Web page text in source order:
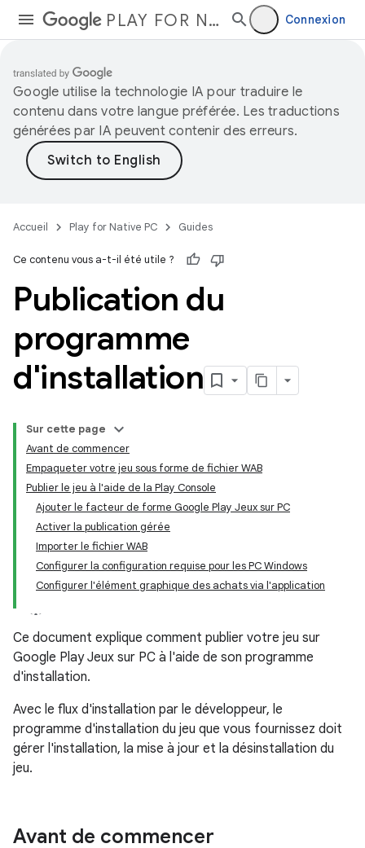
PLAY FOR NATIVE PC Connexion
Google utilise la technologie IA pour traduire le
contenu dans votre langue préférée. Les traductions
générées par IA peuvent contenir des erreurs.
Accueil Play for Native PC Guides
Ce contenu vous a-t-il été utile ?
Publication du
programme
d'installation
Sur cette page
Avant de commencer
Empaqueter votre jeu sous forme de fichier WAB
Publier le jeu à l'aide de la Play Console
Ajouter le facteur de forme Google Play Jeux sur PC
Activer la publication gérée
Importer le fichier WAB
Configurer la configuration requise pour les PC Windows
Configurer l'élément graphique des achats via l'application
Ce document explique comment publier votre jeu sur
Google Play Jeux sur PC à l'aide de son programme
d'installation.
Avec le flux d'installation par le développeur, le
programme d'installation du jeu que vous fournissez doit
gérer l'installation, la mise à jour et la désinstallation du
jeu.
Avant de commencer